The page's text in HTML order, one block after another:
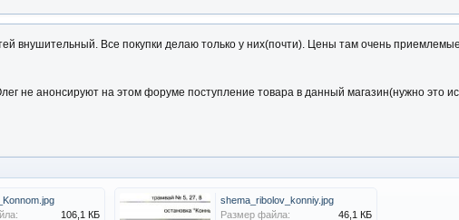
внушительный. Все покупки делаю только у них(почти). Цены там очень
не анонсируют на этом форуме поступление товара в данный магазин(нужно это
106,1 КБ
shema_ribolov_konniy.jpg
Размер файла:
46,1 КБ